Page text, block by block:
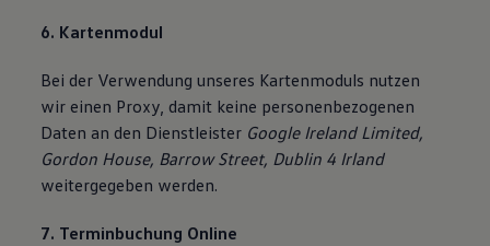
6. Kartenmodul
Bei der Verwendung unseres Kartenmoduls nutzen
wir einen Proxy, damit keine personenbezogenen
Daten an den Dienstleister Google Ireland Limited,
Gordon House, Barrow Street, Dublin 4 Irland
weitergegeben werden.
7. Terminbuchung Online